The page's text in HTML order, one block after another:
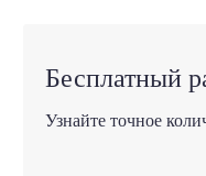
Бесплатный
Узнайте точное